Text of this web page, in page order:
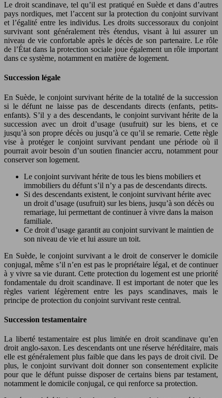
Le droit scandinave, tel qu’il est pratiqué en Suède et dans d’autres
pays nordiques, met l’accent sur la protection du conjoint survivant
et l’égalité entre les individus. Les droits successoraux du conjoint
survivant sont généralement très étendus, visant à lui assurer un
niveau de vie confortable après le décès de son partenaire. Le rôle
de l’État dans la protection sociale joue également un rôle important
dans ce système, notamment en matière de logement.
Succession légale
En Suède, le conjoint survivant hérite de la totalité de la succession
si le défunt ne laisse pas de descendants directs (enfants, petits-
enfants). S’il y a des descendants, le conjoint survivant hérite de la
succession avec un droit d’usage (usufruit) sur les biens, et ce
jusqu’à son propre décès ou jusqu’à ce qu’il se remarie. Cette règle
vise à protéger le conjoint survivant pendant une période où il
pourrait avoir besoin d’un soutien financier accru, notamment pour
conserver son logement.
Le conjoint survivant hérite de tous les biens mobiliers et
immobiliers du défunt s’il n’y a pas de descendants directs.
Si des descendants existent, le conjoint survivant hérite avec
un droit d’usage (usufruit) sur les biens, jusqu’à son décès ou
remariage, lui permettant de continuer à vivre dans la maison
familiale.
Ce droit d’usage garantit au conjoint survivant le maintien de
son niveau de vie et lui assure un toit.
En Suède, le conjoint survivant a le droit de conserver le domicile
conjugal, même s’il n’en est pas le propriétaire légal, et de continuer
à y vivre sa vie durant. Cette protection du logement est une priorité
fondamentale du droit scandinave. Il est important de noter que les
règles varient légèrement entre les pays scandinaves, mais le
principe de protection du conjoint survivant reste central.
Succession testamentaire
La liberté testamentaire est plus limitée en droit scandinave qu’en
droit anglo-saxon. Les descendants ont une réserve héréditaire, mais
elle est généralement plus faible que dans les pays de droit civil. De
plus, le conjoint survivant doit donner son consentement explicite
pour que le défunt puisse disposer de certains biens par testament,
notamment le domicile conjugal, ce qui renforce sa protection.